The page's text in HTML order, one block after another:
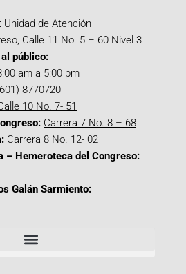
: Unidad de Atención
Calle 11 No. 5 – 60 Nivel 3
público:
am a 5:00 pm
8770720
10 No. 7- 51
Carrera 7 No. 8 – 68
Carrera 8 No. 12- 02
– Hemeroteca del Congreso:
Galán Sarmiento: